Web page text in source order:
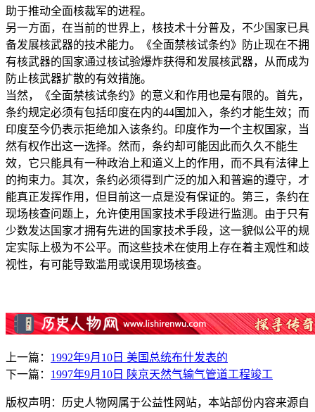
助于推动全面核裁军的进程。
另一方面，在当前的世界上，核技术十分普及，不少国家已具
备发展核武器的技术能力。《全面禁核试条约》防止现在不拥
有核武器的国家通过核试验爆炸获得和发展核武器，从而成为
防止核武器扩散的有效措施。
当然，《全面禁核试条约》的意义和作用也是有限的。首先，
条约规定必须有包括印度在内的44国加入，条约才能生效；而
印度至今仍表示拒绝加入该条约。印度作为一个主权国家，当
然有权作出这一选择。然而，条约却可能因此而久久不能生
效，它只能具有一种政治上和道义上的作用，而不具有法律上
的拘束力。其次，条约必须得到广泛的加入和普遍的遵守，才
能真正发挥作用，但目前这一点是没有保证的。第三，条约在
现场核查问题上，允许使用国家技术手段进行监测。由于只有
少数发达国家才拥有先进的国家技术手段，这一貌似公平的规
定实际上极为不公平。而这些技术在使用上存在着主观性和歧
视性，有可能导致滥用或误用现场核查。
上一篇： 1992年9月10日 美国总统布什发表的
下一篇： 1997年9月10日 陕京天然气输气管道工程竣工
版权声明：历史人物网属于公益性网站，本站部份内容来源自